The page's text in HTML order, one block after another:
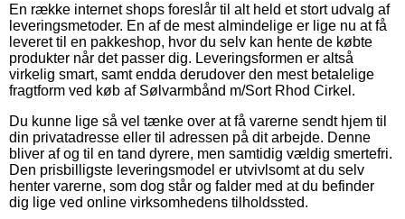
En række internet shops foreslår til alt held et stort udvalg af
leveringsmetoder. En af de mest almindelige er lige nu at få
leveret til en pakkeshop, hvor du selv kan hente de købte
produkter når det passer dig. Leveringsformen er altså
virkelig smart, samt endda derudover den mest betalelige
fragtform ved køb af Sølvarmbånd m/Sort Rhod Cirkel.
Du kunne lige så vel tænke over at få varerne sendt hjem til
din privatadresse eller til adressen på dit arbejde. Denne
bliver af og til en tand dyrere, men samtidig vældig smertefri.
Den prisbilligste leveringsmodel er utvivlsomt at du selv
henter varerne, som dog står og falder med at du befinder
dig lige ved online virksomhedens tilholdssted.